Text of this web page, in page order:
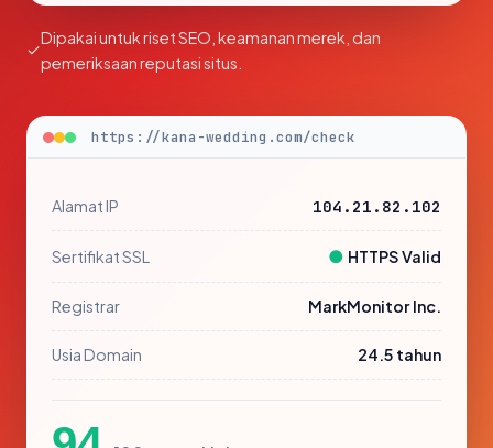
Dipakai untuk riset SEO, keamanan merek, dan
pemeriksaan reputasi situs.
https://kana-wedding.com/check
Alamat IP 104.21.82.102
Sertifikat SSL ● HTTPS Valid
Registrar MarkMonitor Inc.
Usia Domain 24.5 tahun